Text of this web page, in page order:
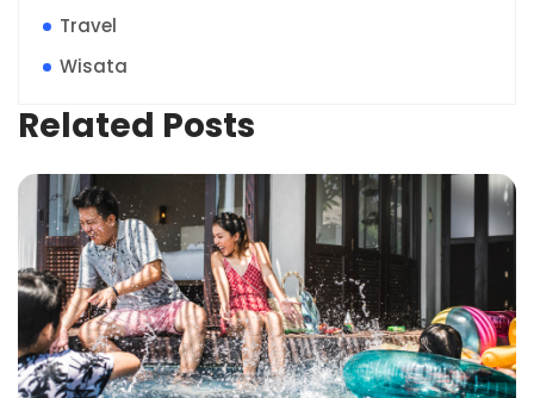
Travel
Wisata
Related Posts